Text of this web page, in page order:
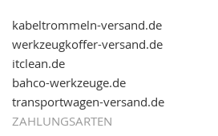
kabeltrommeln-versand.de
werkzeugkoffer-versand.de
itclean.de
bahco-werkzeuge.de
transportwagen-versand.de
ZAHLUNGSARTEN